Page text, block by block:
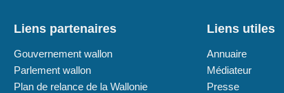
Liens partenaires
Gouvernement wallon
Parlement wallon
Plan de relance de la Wallonie
Liens utiles
Annuaire
Médiateur
Presse